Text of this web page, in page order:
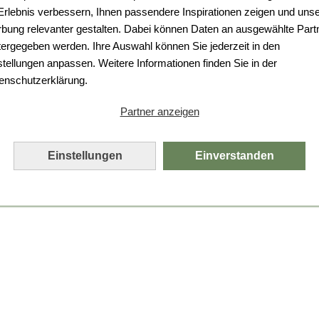
verbessern, Ihnen passendere Inspirationen zeigen und
relevanter gestalten. Dabei können Daten an ausgewählte
werden. Ihre Auswahl können Sie jederzeit in den
anpassen. Weitere Informationen finden Sie in der
Partner anzeigen
Einstellungen Einverstanden
Da ist etwas schiefgelaufen.
Leider ist ein technischer Fehler aufgetreten.
Bitte laden Sie die Seite neu.